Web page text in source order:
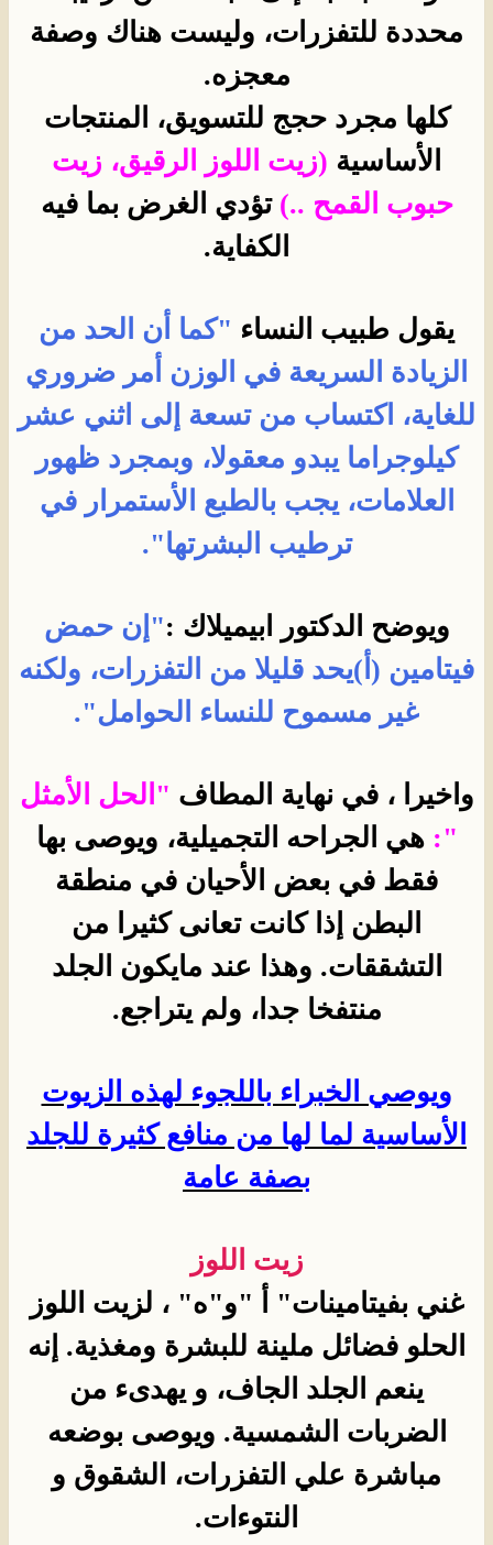
محددة للتفزرات، وليست هناك وصفة
معجزه.
كلها مجرد حجج للتسويق، المنتجات
الأساسية (زيت اللوز الرقيق، زيت
حبوب القمح ..) تؤدي الغرض بما فيه
الكفاية.
يقول طبيب النساء "كما أن الحد من
الزيادة السريعة في الوزن أمر ضروري
للغاية، اكتساب من تسعة إلى اثني عشر
كيلوجراما يبدو معقولا، وبمجرد ظهور
العلامات، يجب بالطبع الأستمرار في
ترطيب البشرتها".
ويوضح الدكتور ابيميلاك :"إن حمض
فيتامين (أ)يحد قليلا من التفزرات، ولكنه
غير مسموح للنساء الحوامل".
واخيرا ، في نهاية المطاف "الحل الأمثل
": هي الجراحه التجميلية، ويوصى بها
فقط في بعض الأحيان في منطقة
البطن إذا كانت تعانى كثيرا من
التشققات. وهذا عند مايكون الجلد
منتفخا جدا، ولم يتراجع.
ويوصي الخبراء باللجوء لهذه الزيوت
الأساسية لما لها من منافع كثيرة للجلد
بصفة عامة
زيت اللوز
غني بفيتامينات" أ "و"ه" ، لزيت اللوز
الحلو فضائل ملينة للبشرة ومغذية. إنه
ينعم الجلد الجاف، و يهدىء من
الضربات الشمسية. ويوصى بوضعه
مباشرة علي التفزرات، الشقوق و
النتوءات.